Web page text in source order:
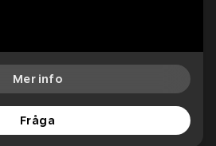
Mer info
Fråga